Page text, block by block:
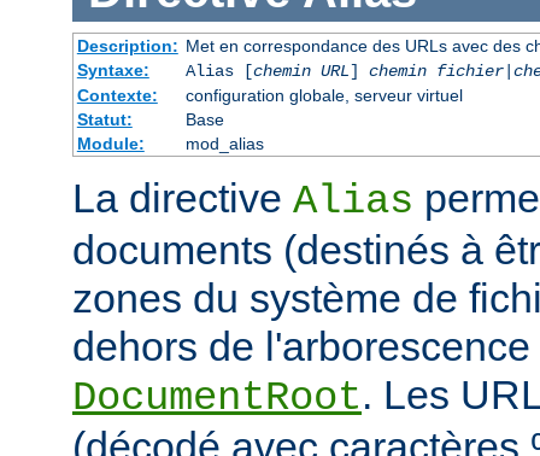
Description: Met en correspondance des URLs avec des
Syntaxe:
Alias [chemin URL] chemin fichier|
Contexte:
configuration globale, serveur virtuel
Statut:
Base
Module:
mod_alias
La directive Alias
documents (destinés à
zones du système de
dehors de
DocumentRoot. Les
(décodé avec caractères